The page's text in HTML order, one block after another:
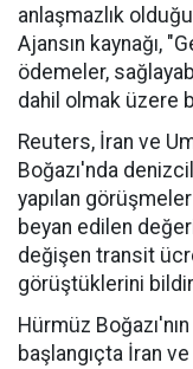
anlaşmazlık
Ajansın kaynağı,
ödemeler,
dahil olmak üzere
Reuters, İran ve
Boğazı'nda
yapılan
beyan edilen
değişen transit
görüştüklerini
Hürmüz
başlangıçta İran